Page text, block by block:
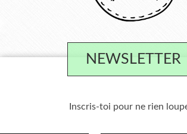
NEWSLETTER
Inscris-toi pour ne rien